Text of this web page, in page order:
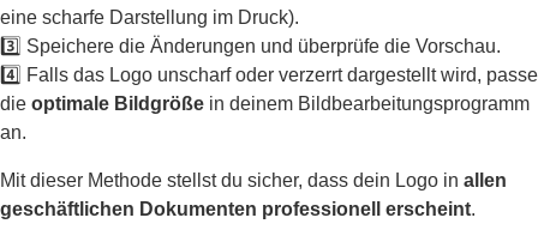
eine scharfe Darstellung im Druck).
3️⃣ Speichere die Änderungen und überprüfe die Vorschau.
4️⃣ Falls das Logo unscharf oder verzerrt dargestellt wird, passe
die optimale Bildgröße in deinem Bildbearbeitungsprogramm
an.
Mit dieser Methode stellst du sicher, dass dein Logo in allen
geschäftlichen Dokumenten professionell erscheint.